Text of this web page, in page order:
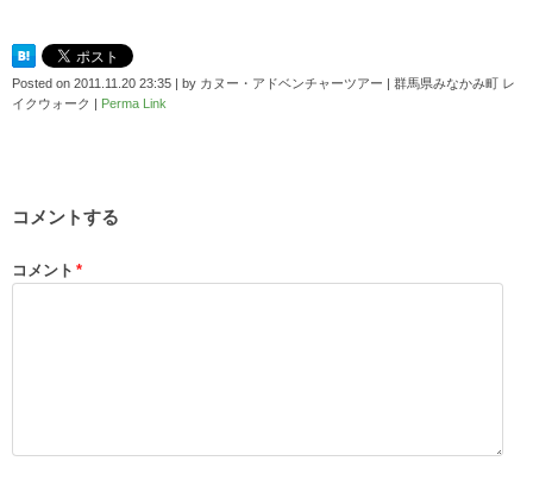
Posted on 2011.11.20 23:35 | by カヌー・アドベンチャーツアー | 群馬県みなかみ町 レ
イクウォーク | Perma Link
コメントする
コメント *